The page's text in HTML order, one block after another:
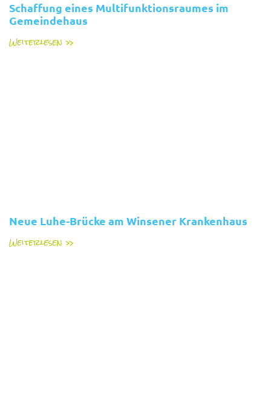
Schaffung eines Multifunktionsraumes im
Gemeindehaus
Weiterlesen »
Neue Luhe-Brücke am Winsener Krankenhaus
Weiterlesen »